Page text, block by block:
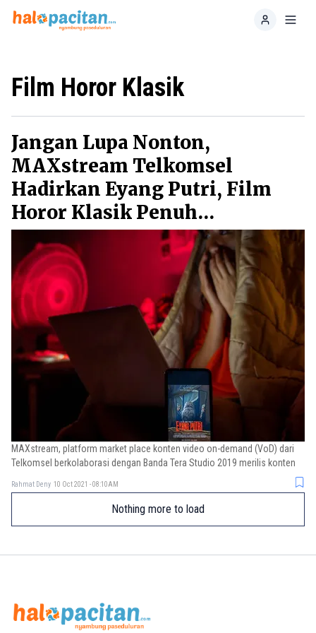
Home
Film Horor Klasik
Jangan Lupa Nonton,
MAXstream Telkomsel
Hadirkan Eyang Putri, Film
Horor Klasik Penuh
Ketegangan
MAXstream, platform market place konten video on-demand (VoD) dari
Telkomsel berkolaborasi dengan Banda Tera Studio 2019 merilis konten
Rahmat Deny 10 Oct 2021 - 08:10AM
Nothing more to load